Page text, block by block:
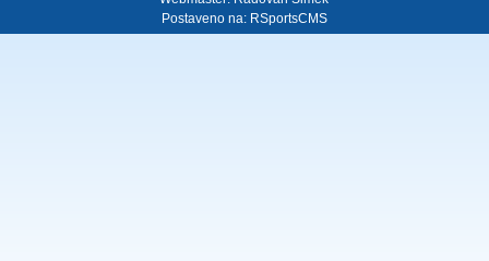
Postaveno na: RSportsCMS